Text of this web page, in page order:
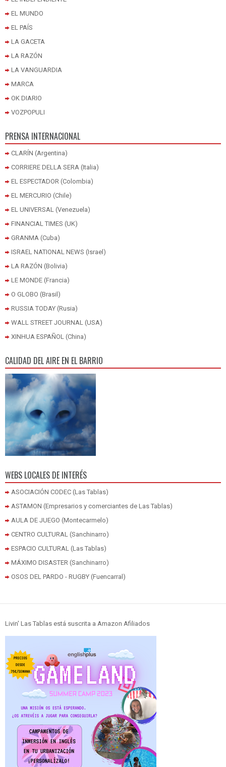
EL MUNDO
EL PAÍS
LA GACETA
LA RAZÓN
LA VANGUARDIA
MARCA
OK DIARIO
VOZPOPULI
PRENSA INTERNACIONAL
CLARÍN (Argentina)
CORRIERE DELLA SERA (Italia)
EL ESPECTADOR (Colombia)
EL MERCURIO (Chile)
EL UNIVERSAL (Venezuela)
FINANCIAL TIMES (UK)
GRANMA (Cuba)
ISRAEL NATIONAL NEWS (Israel)
LA RAZÓN (Bolivia)
LE MONDE (Francia)
O GLOBO (Brasil)
RUSSIA TODAY (Rusia)
WALL STREET JOURNAL (USA)
XINHUA ESPAÑOL (China)
CALIDAD DEL AIRE EN EL BARRIO
WEBS LOCALES DE INTERÉS
ASOCIACIÓN CODEC (Las Tablas)
ASTAMON (Empresarios y comerciantes de Las Tablas)
AULA DE JUEGO (Montecarmelo)
CENTRO CULTURAL (Sanchinarro)
ESPACIO CULTURAL (Las Tablas)
MÁXIMO DISASTER (Sanchinarro)
OSOS DEL PARDO - RUGBY (Fuencarral)
Livin' Las Tablas está suscrita a Amazon Afiliados